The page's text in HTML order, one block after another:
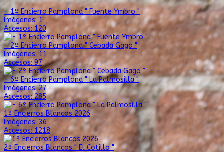
- 1º Encierro Pamplona " Fuente Ymbro "
Imágenes: 1
Accesos: 120
- 2º Encierro Pamplona " Cebada Gago "
Imágenes: 11
Accesos: 97
- 6º Encierro Pamplona " La Palmosilla "
Imágenes: 27
Accesos: 285
1º Encierros Blancos 2026
Imágenes: 36
Accesos: 1218
2º Encierros Blancos " El Cotillo "